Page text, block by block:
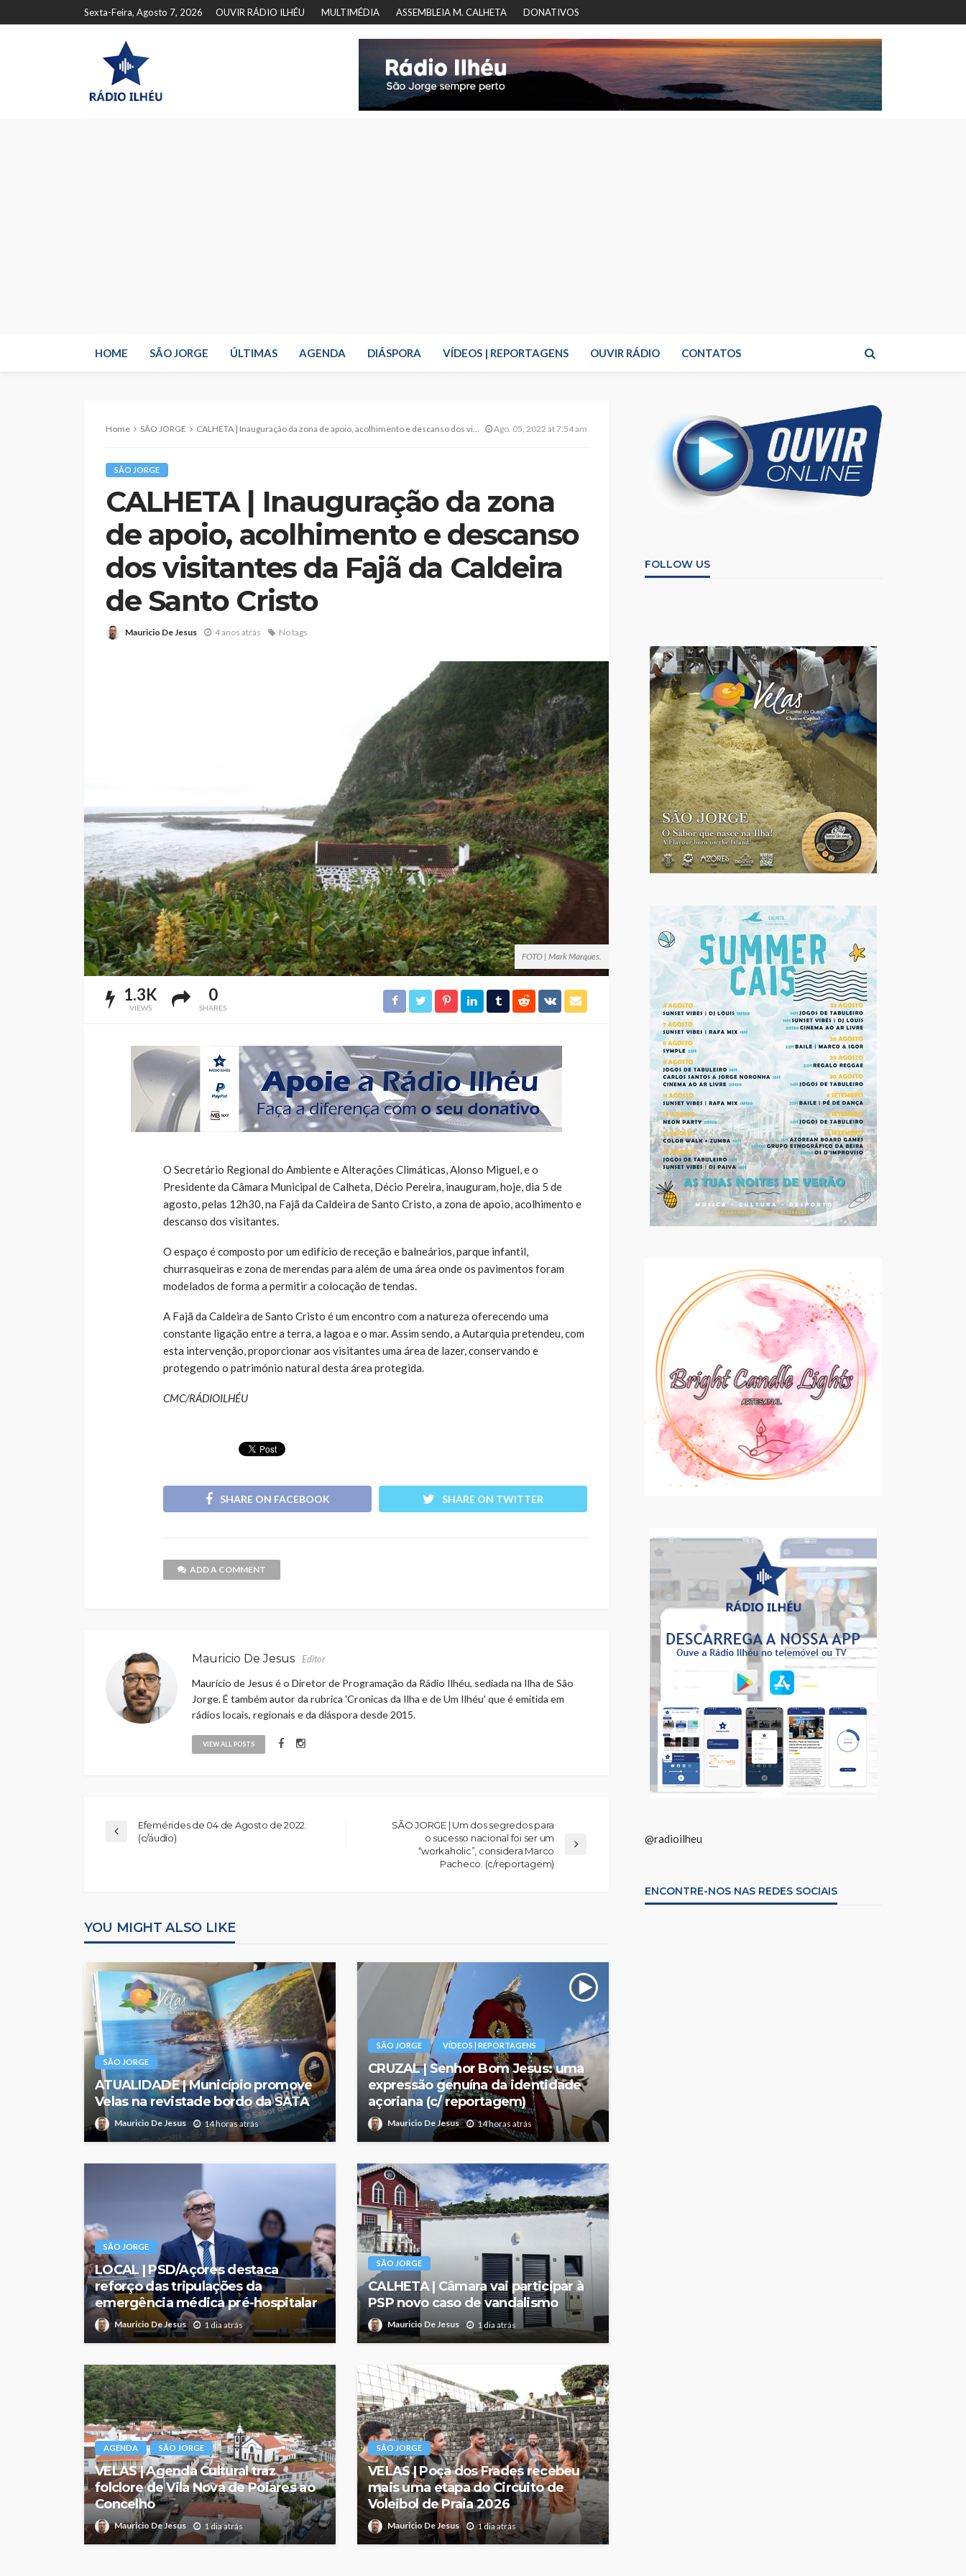
Sexta-Feira, Agosto 7, 2026 OUVIR RÁDIO ILHÉU MULTIMÉDIA ASSEMBLEIA M. CALHETA DONATIVOS
HOME SÃO JORGE ÚLTIMAS AGENDA DIÁSPORA VÍDEOS | REPORTAGENS OUVIR RÁDIO CONTATOS
Home SÃO JORGE CALHETA | Inauguração da zona de apoio, acolhimento e descanso dos visitantes da Fajã da Caldeira de Santo Cristo Ago. 05, 2022 at 7:54 am
SÃO JORGE
CALHETA | Inauguração da zona
de apoio, acolhimento e descanso
dos visitantes da Fajã da Caldeira
de Santo Cristo
Mauricio De Jesus 4 anos atrás No tags
FOTO | Mark Marques.
1.3K
VIEWS
0
SHARES
O Secretário Regional do Ambiente e Alterações Climáticas, Alonso Miguel, e o
Presidente da Câmara Municipal de Calheta, Décio Pereira, inauguram, hoje, dia 5 de
agosto, pelas 12h30, na Fajã da Caldeira de Santo Cristo, a zona de apoio, acolhimento e
descanso dos visitantes.
O espaço é composto por um edifício de receção e balneários, parque infantil,
churrasqueiras e zona de merendas para além de uma área onde os pavimentos foram
modelados de forma a permitir a colocação de tendas.
A Fajã da Caldeira de Santo Cristo é um encontro com a natureza oferecendo uma
constante ligação entre a terra, a lagoa e o mar. Assim sendo, a Autarquia pretendeu, com
esta intervenção, proporcionar aos visitantes uma área de lazer, conservando e
protegendo o património natural desta área protegida.
CMC/RÁDIOILHÉU
SHARE ON FACEBOOK SHARE ON TWITTER
ADD A COMMENT
Mauricio De Jesus Editor
Maurício de Jesus é o Diretor de Programação da Rádio Ilhéu, sediada na Ilha de São
Jorge. É também autor da rubrica 'Cronicas da Ilha e de Um Ilhéu' que é emitida em
rádios locais, regionais e da diáspora desde 2015.
VIEW ALL POSTS
Efemérides de 04 de Agosto de 2022.
(c/áudio)
SÃO JORGE | Um dos segredos para
o sucesso nacional foi ser um
“workaholic”, considera Marco
Pacheco. (c/reportagem)
YOU MIGHT ALSO LIKE
SÃO JORGE
ATUALIDADE | Município promove
Velas na revistade bordo da SATA
Mauricio De Jesus 14 horas atrás
SÃO JORGE VÍDEOS | REPORTAGENS
CRUZAL | Senhor Bom Jesus: uma
expressão genuína da identidade
açoriana (c/ reportagem)
Mauricio De Jesus 14 horas atrás
SÃO JORGE
LOCAL | PSD/Açores destaca
reforço das tripulações da
emergência médica pré-hospitalar
Mauricio De Jesus 1 dia atrás
SÃO JORGE
CALHETA | Câmara vai participar à
PSP novo caso de vandalismo
Mauricio De Jesus 1 dia atrás
AGENDA SÃO JORGE
VELAS | Agenda Cultural traz
folclore de Vila Nova de Poiares ao
Concelho
Mauricio De Jesus 1 dia atrás
SÃO JORGE
VELAS | Poça dos Frades recebeu
mais uma etapa do Circuito de
Voleibol de Praia 2026
Mauricio De Jesus 1 dia atrás
FOLLOW US
@radioilheu
ENCONTRE-NOS NAS REDES SOCIAIS